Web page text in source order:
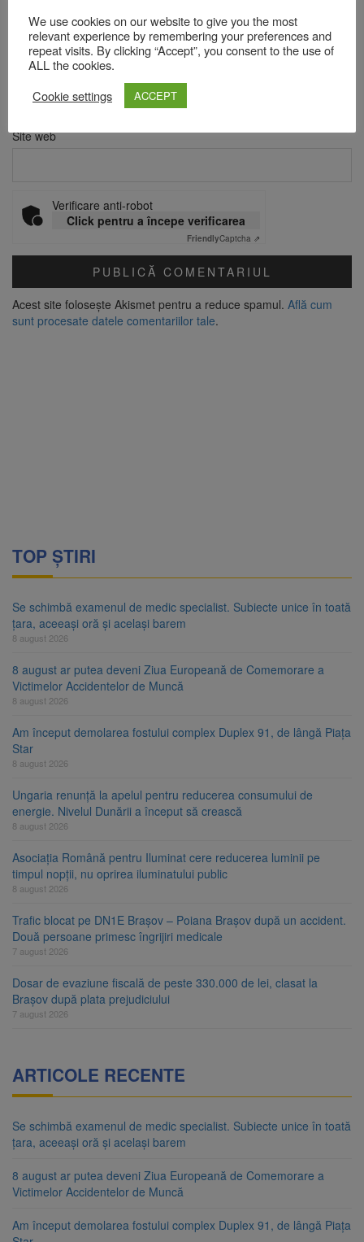
Email*
Site web
Verificare anti-robot
Click pentru a începe verificarea
FriendlyCaptcha ⇗
Acest site folosește Akismet pentru a reduce spamul. Află cum
sunt procesate datele comentariilor tale.
TOP ȘTIRI
Se schimbă examenul de medic specialist. Subiecte unice în toată
țara, aceeași oră și același barem
8 august 2026
8 august ar putea deveni Ziua Europeană de Comemorare a
Victimelor Accidentelor de Muncă
8 august 2026
Am început demolarea fostului complex Duplex 91, de lângă Piața
Star
8 august 2026
Ungaria renunță la apelul pentru reducerea consumului de
energie. Nivelul Dunării a început să crească
8 august 2026
Asociația Română pentru Iluminat cere reducerea luminii pe
timpul nopții, nu oprirea iluminatului public
8 august 2026
Trafic blocat pe DN1E Brașov – Poiana Brașov după un accident.
Două persoane primesc îngrijiri medicale
7 august 2026
Dosar de evaziune fiscală de peste 330.000 de lei, clasat la
Brașov după plata prejudiciului
7 august 2026
ARTICOLE RECENTE
Se schimbă examenul de medic specialist. Subiecte unice în toată
țara, aceeași oră și același barem
8 august ar putea deveni Ziua Europeană de Comemorare a
Victimelor Accidentelor de Muncă
Am început demolarea fostului complex Duplex 91, de lângă Piața
We use cookies on our website to give you the most
relevant experience by remembering your preferences and
repeat visits. By clicking “Accept”, you consent to the use of
ALL the cookies.
Cookie settings
ACCEPT